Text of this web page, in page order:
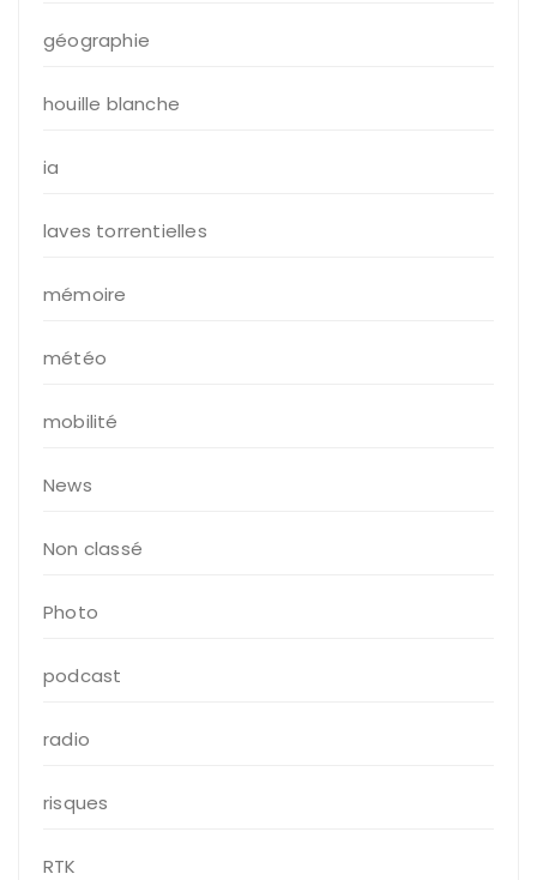
géographie
houille blanche
ia
laves torrentielles
mémoire
météo
mobilité
News
Non classé
Photo
podcast
radio
risques
RTK